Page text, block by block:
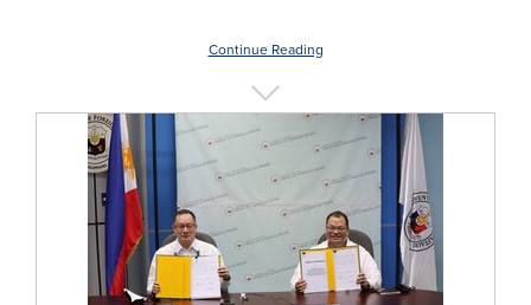
Continue Reading